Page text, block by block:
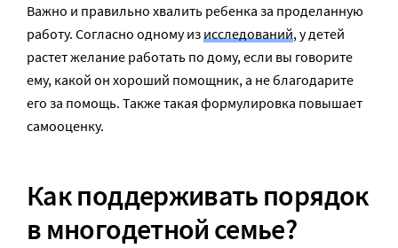
Важно и правильно хвалить ребенка за проделанную
работу. Согласно одному из исследований, у детей
растет желание работать по дому, если вы говорите
ему, какой он хороший помощник, а не благодарите
его за помощь. Также такая формулировка повышает
самооценку.
Как поддерживать порядок
в многодетной семье?